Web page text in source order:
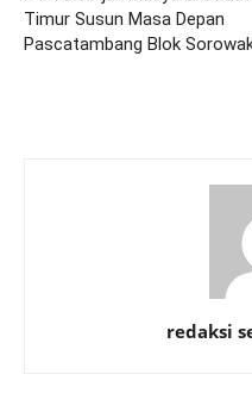
Timur Susun Masa Depan
Pascatambang Blok
redaksi